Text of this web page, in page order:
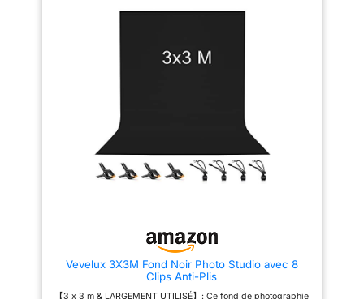
Backdrop Tissu Toile Studio
créateurs de contenu
【MATÉRIAU 100%
POLYSTER】: Ce Noirscreen
fond est fait en 100% polyester,
l'épaisseur de greenscreen est
120 g / m² avec le densité 75
vertical, moins froissé que les
temps. Remarque : le support
de toile de fond n'est pas inclus
【POCH DE BARRE & BON
de diffusion vidéo, interviews
avec caméras, portraits, prises
passionnés, les streamers et les
créateurs de contenu.
【Matériel en mousseline et
satin】 Le fond noir a deux
côtés : le devant est en
poussière. L'utilisation d'une
bloquer efficacement la lumière
inattendue. Facile à supprimer
Vevelux 3X3M Fond Noir Photo Studio avec 8
Clips Anti-Plis
【3 x 3 m & LARGEMENT UTILISÉ】: Ce fond de photographie